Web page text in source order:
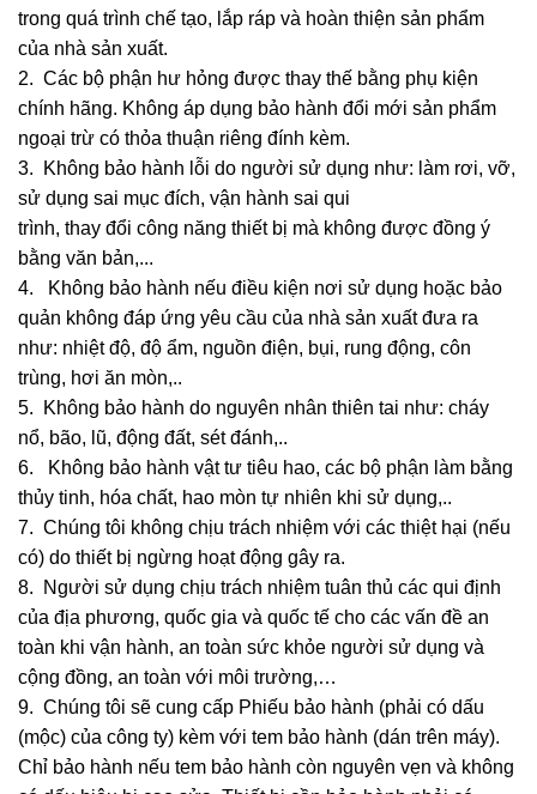
trong quá trình chế tạo, lắp ráp và hoàn thiện sản phẩm
của nhà sản xuất.
2. Các bộ phận hư hỏng được thay thế bằng phụ kiện
chính hãng. Không áp dụng bảo hành đổi mới sản phẩm
ngoại trừ có thỏa thuận riêng đính kèm.
3. Không bảo hành lỗi do người sử dụng như: làm rơi, vỡ,
sử dụng sai mục đích, vận hành sai qui
trình, thay đổi công năng thiết bị mà không được đồng ý
bằng văn bản,...
4. Không bảo hành nếu điều kiện nơi sử dụng hoặc bảo
quản không đáp ứng yêu cầu của nhà sản xuất đưa ra
như: nhiệt độ, độ ẩm, nguồn điện, bụi, rung động, côn
trùng, hơi ăn mòn,..
5. Không bảo hành do nguyên nhân thiên tai như: cháy
nổ, bão, lũ, động đất, sét đánh,..
6. Không bảo hành vật tư tiêu hao, các bộ phận làm bằng
thủy tinh, hóa chất, hao mòn tự nhiên khi sử dụng,..
7. Chúng tôi không chịu trách nhiệm với các thiệt hại (nếu
có) do thiết bị ngừng hoạt động gây ra.
8. Người sử dụng chịu trách nhiệm tuân thủ các qui định
của địa phương, quốc gia và quốc tế cho các vấn đề an
toàn khi vận hành, an toàn sức khỏe người sử dụng và
cộng đồng, an toàn với môi trường,…
9. Chúng tôi sẽ cung cấp Phiếu bảo hành (phải có dấu
(mộc) của công ty) kèm với tem bảo hành (dán trên máy).
Chỉ bảo hành nếu tem bảo hành còn nguyên vẹn và không